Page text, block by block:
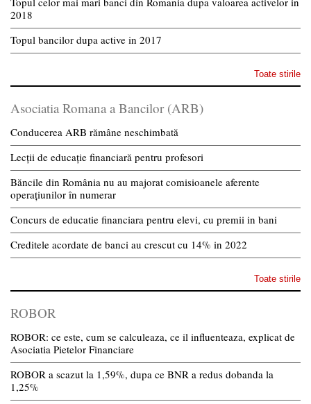
2018
Topul bancilor dupa active in 2017
Toate stirile
Asociatia Romana a Bancilor (ARB)
Conducerea ARB rămâne neschimbată
Lecții de educație financiară pentru profesori
Băncile din România nu au majorat comisioanele aferente
operațiunilor în numerar
Concurs de educatie financiara pentru elevi, cu premii in bani
Creditele acordate de banci au crescut cu 14% in 2022
Toate stirile
ROBOR
ROBOR: ce este, cum se calculeaza, ce il influenteaza, explicat de
Asociatia Pietelor Financiare
ROBOR a scazut la 1,59%, dupa ce BNR a redus dobanda la
1,25%